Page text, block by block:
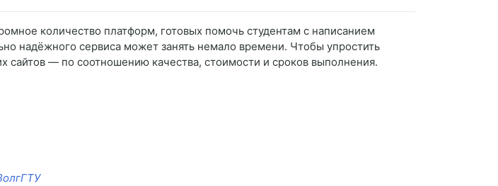
количество платформ, готовых помочь студентам с написанием
надёжного сервиса может занять немало времени. Чтобы упростить
сайтов — по соотношению качества, стоимости и сроков выполнения.